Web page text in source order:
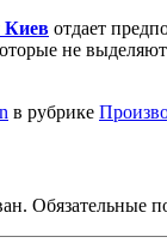
Киев отдает
не
в рубрике
Обязательные